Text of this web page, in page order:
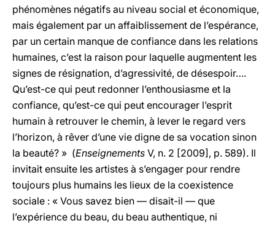
phénomènes négatifs au niveau social et économique,
mais également par un affaiblissement de l’espérance,
par un certain manque de confiance dans les relations
humaines, c’est la raison pour laquelle augmentent les
signes de résignation, d’agressivité, de désespoir….
Qu’est-ce qui peut redonner l’enthousiasme et la
confiance, qu’est-ce qui peut encourager l’esprit
humain à retrouver le chemin, à lever le regard vers
l’horizon, à rêver d’une vie digne de sa vocation sinon
la beauté? » (Enseignements V, n. 2 [2009], p. 589). Il
invitait ensuite les artistes à s’engager pour rendre
toujours plus humains les lieux de la coexistence
sociale : « Vous savez bien — disait-il — que
l’expérience du beau, du beau authentique, ni